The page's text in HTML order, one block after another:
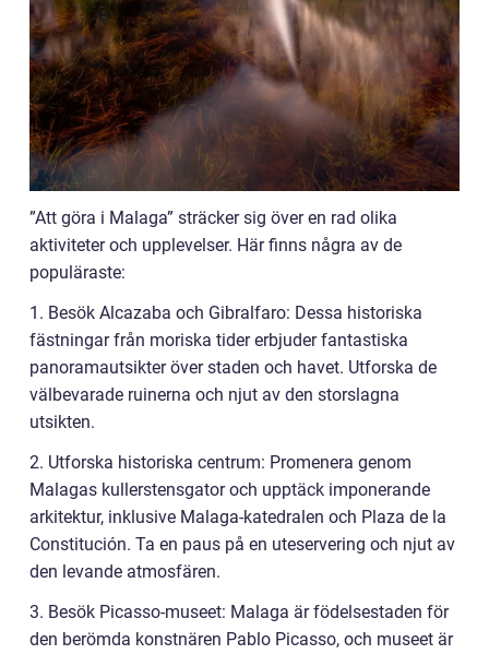
”Att göra i Malaga” sträcker sig över en rad olika
aktiviteter och upplevelser. Här finns några av de
populäraste:
1. Besök Alcazaba och Gibralfaro: Dessa historiska
fästningar från moriska tider erbjuder fantastiska
panoramautsikter över staden och havet. Utforska de
välbevarade ruinerna och njut av den storslagna
utsikten.
2. Utforska historiska centrum: Promenera genom
Malagas kullerstensgator och upptäck imponerande
arkitektur, inklusive Malaga-katedralen och Plaza de la
Constitución. Ta en paus på en uteservering och njut av
den levande atmosfären.
3. Besök Picasso-museet: Malaga är födelsestaden för
den berömda konstnären Pablo Picasso, och museet är